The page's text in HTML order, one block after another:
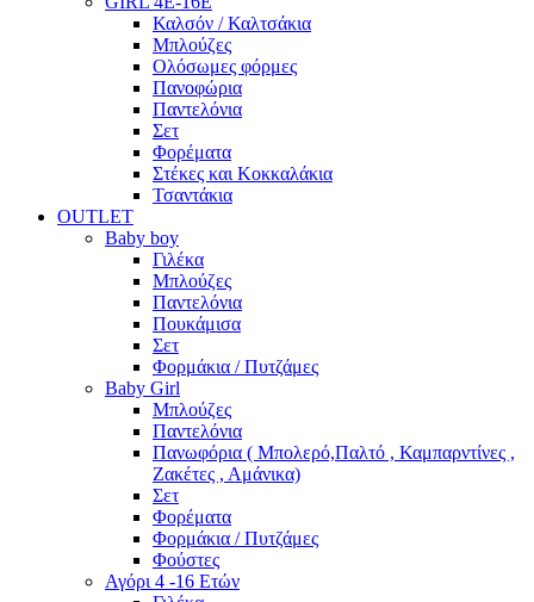
Καλσόν / Καλτσάκια
Μπλούζες
Ολόσωμες φόρμες
Πανοφώρια
Παντελόνια
Σετ
Φορέματα
Στέκες και Κοκκαλάκια
Τσαντάκια
OUTLET
Baby boy
Γιλέκα
Μπλούζες
Παντελόνια
Πουκάμισα
Σετ
Φορμάκια / Πυτζάμες
Baby Girl
Μπλούζες
Παντελόνια
Πανωφόρια ( Μπολερό,Παλτό , Καμπαρντίνες ,
Ζακέτες , Αμάνικα)
Σετ
Φορέματα
Φορμάκια / Πυτζάμες
Φούστες
Αγόρι 4 -16 Ετών